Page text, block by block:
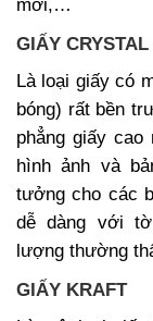
mời,…
GIẤY CRYSTAL
Là loại giấy có
bóng) rất bền
phẳng giấy
hình ảnh và
tưởng cho các
dễ dàng với
lượng thường
GIẤY KRAFT